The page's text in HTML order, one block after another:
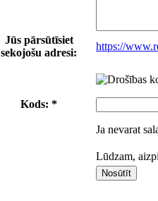
Jūs pārsūtīsiet
sekojošu adresi:
https://
Kods: *
Ja nevarat
Lūdzam,